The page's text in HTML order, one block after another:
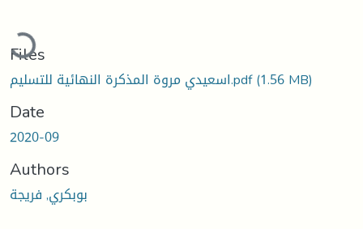
Loading...
Files
اسعيدي مروة المذكرة النهائية للتسليم.pdf(1.56 MB)
Date
2020-09
Authors
بوبكري, فريجة